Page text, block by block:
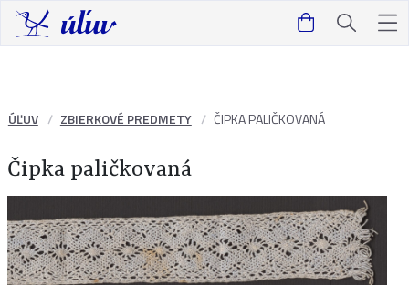
ÚĽUV ZBIERKOVÉ PREDMETY ČIPKA PALIČKOVANÁ
Čipka paličkovaná